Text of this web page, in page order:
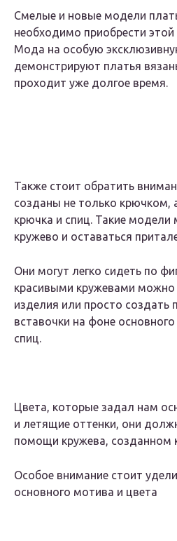
Смелые и новые модели
необходимо приобрести
Мода на особую
демонстрируют платья
проходит уже долгое время.
Также стоит обратить
созданы не только крючком,
крючка и спиц. Такие модели
кружево и оставаться
Они могут легко сидеть по
красивыми кружевами можно
изделия или просто создать
вставочки на фоне
спиц.
Цвета, которые задал нам
и летящие оттенки, они
помощи кружева, созданном
Особое внимание стоит
основного мотива и цвета